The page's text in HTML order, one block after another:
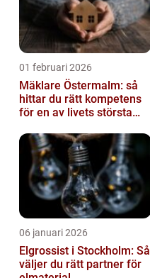
01 februari 2026
Mäklare Östermalm: så
hittar du rätt kompetens
för en av livets största
06 januari 2026
Elgrossist i Stockholm: Så
väljer du rätt partner för